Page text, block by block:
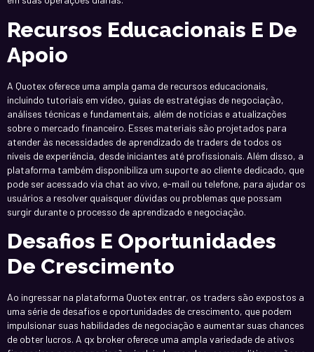
Recursos Educacionais E De
Apoio
A Quotex oferece uma ampla gama de recursos educacionais,
incluindo tutoriais em vídeo, guias de estratégias de negociação,
análises técnicas e fundamentais, além de notícias e atualizações
sobre o mercado financeiro. Esses materiais são projetados para
atender às necessidades de aprendizado de traders de todos os
níveis de experiência, desde iniciantes até profissionais. Além disso, a
plataforma também disponibiliza um suporte ao cliente dedicado, que
pode ser acessado via chat ao vivo, e-mail ou telefone, para ajudar os
usuários a resolver quaisquer dúvidas ou problemas que possam
surgir durante o processo de aprendizado e negociação.
Desafios E Oportunidades
De Crescimento
Ao ingressar na plataforma Quotex entrar, os traders são expostos a
uma série de desafios e oportunidades de crescimento, que podem
impulsionar suas habilidades de negociação e aumentar suas chances
de obter lucros. A qx broker oferece uma ampla variedade de ativos